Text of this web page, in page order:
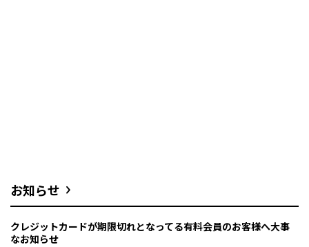
お知らせ
クレジットカードが期限切れとなってる有料会員のお客様へ大事
なお知らせ